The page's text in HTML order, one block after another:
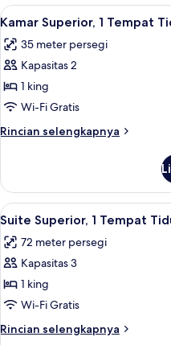
Superior,
1
Tidur
Double
Lihat
semua
foto
untuk
Kamar
Superior,
1
Tempat
King
4
Kamar Superior, 1 Tempat
35 meter persegi
Kapasitas 2
1 king
Wi-Fi Gratis
Rincian selengkapnya
Rincian
Kamar
Superior,
1
Tidur
King
Lihat
semua
foto
untuk
Suite
Superior,
1
Tempat
5
Suite Superior, 1 Tempat
72 meter persegi
Kapasitas 3
1 king
Wi-Fi Gratis
Rincian selengkapnya
Rincian